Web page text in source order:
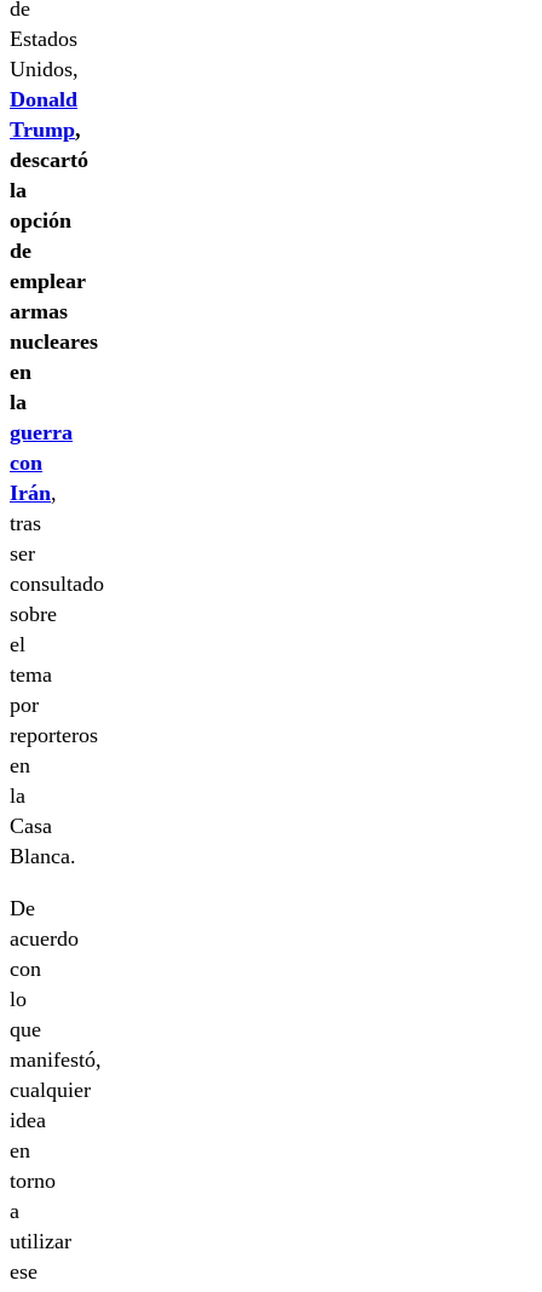
de
Estados
Unidos,
Donald
Trump,
descartó
la
opción
de
emplear
armas
nucleares
en
la
guerra
con
Irán,
tras
ser
consultado
sobre
el
tema
por
reporteros
en
la
Casa
Blanca.
De
acuerdo
con
lo
que
manifestó,
cualquier
idea
en
torno
a
utilizar
ese